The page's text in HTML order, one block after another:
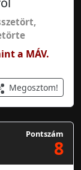
,
a MÁV.
Megosztom!
Pontszám
8